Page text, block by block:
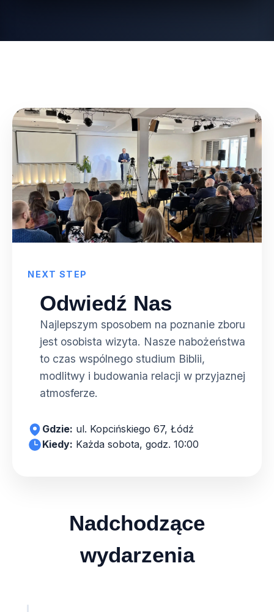
NEXT STEP
Odwiedź Nas
Najlepszym sposobem na poznanie zboru
jest osobista wizyta. Nasze nabożeństwa
to czas wspólnego studium Biblii,
modlitwy i budowania relacji w przyjaznej
atmosferze.
Gdzie: ul. Kopcińskiego 67, Łódź
Kiedy: Każda sobota, godz. 10:00
Nadchodzące
wydarzenia